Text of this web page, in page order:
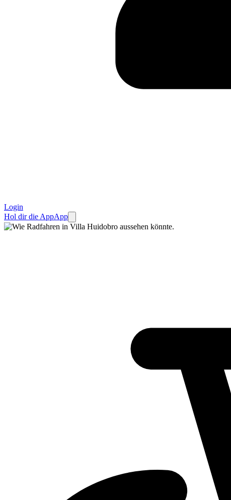
Login
Hol dir die AppApp